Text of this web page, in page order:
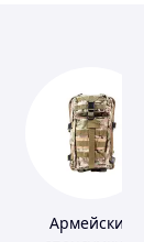
Армейские